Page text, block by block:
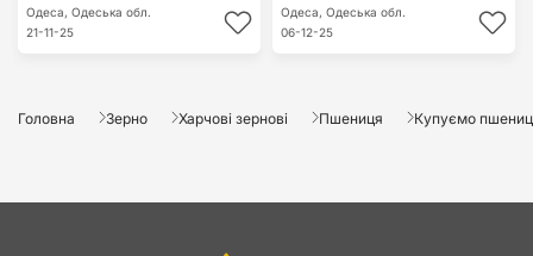
Одеса, Одеська обл.
21-11-25
Одеса, Одеська обл.
06-12-25
Головна Зерно Харчові зернові Пшениця Купуємо